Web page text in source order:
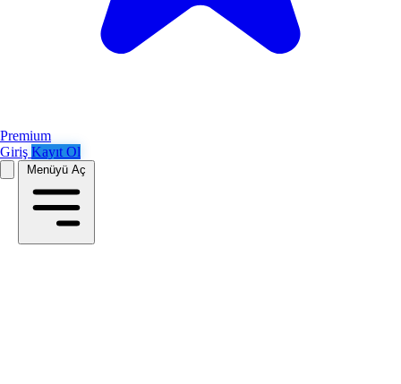
Premium
Giriş Kayıt Ol
Menüyü Aç